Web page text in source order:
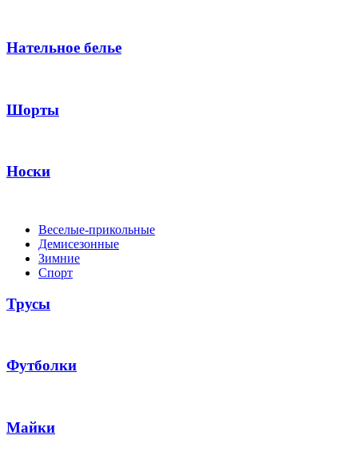
Нательное белье
Шорты
Носки
Веселые-прикольные
Демисезонные
Зимние
Спорт
Трусы
Футболки
Майки